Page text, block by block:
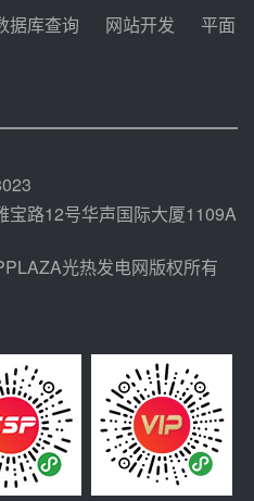
工预中标华能西安热工院
年熔盐介质框架协议
光热项目机组调试及性能
据库查询 网站开发
平面
宝路12号华声国际大厦1109A
光热发电网版权所有